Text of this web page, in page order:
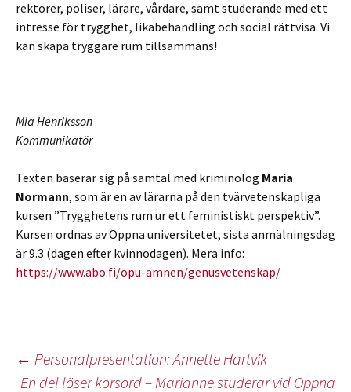
rektorer, poliser, lärare, vårdare, samt studerande med ett
intresse för trygghet, likabehandling och social rättvisa. Vi
kan skapa tryggare rum tillsammans!
Mia Henriksson
Kommunikatör
Texten baserar sig på samtal med kriminolog Maria
Normann, som är en av lärarna på den tvärvetenskapliga
kursen ”Trygghetens rum ur ett feministiskt perspektiv”.
Kursen ordnas av Öppna universitetet, sista anmälningsdag
är 9.3 (dagen efter kvinnodagen). Mera info:
https://www.abo.fi/opu-amnen/genusvetenskap/
Inläggsnavigering
← Personalpresentation: Annette Hartvik
En del löser korsord – Marianne studerar vid Öppna